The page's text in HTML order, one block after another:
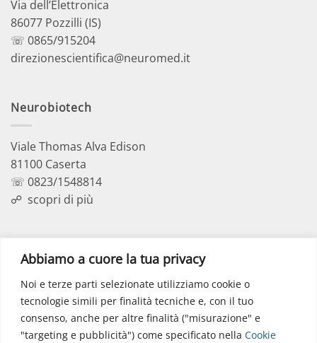
Abbiamo a cuore la tua privacy
Noi e terze parti selezionate utilizziamo cookie o
tecnologie simili per finalità tecniche e, con il tuo
consenso, anche per altre finalità ("misurazione" e
"targeting e pubblicità") come specificato nella Cookie
Via dell’Elettronica
86077 Pozzilli (IS)
☏ 0865/915204
direzionescientifica@neuromed.it
Neurobiotech
Viale Thomas Alva Edison
81100 Caserta
☏ 0823/1548814
☍ scopri di più
Via dell’Elettronica
86077 Pozzilli (IS)
☏ 0865/915407